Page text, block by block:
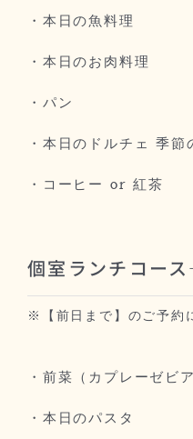
・本日の魚料理
・本日のお肉料理
・パン
・本日のドルチェ 季節
・コーヒー or 紅茶
個室ランチコー
※【前日まで】のご予約
・前菜（カプレーゼビ
・本日のパスタ